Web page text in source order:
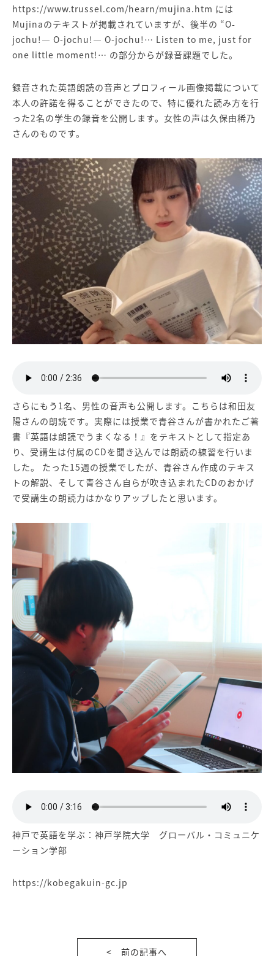
https://www.trussel.com/hearn/mujina.htm には
Mujinaのテキストが掲載されていますが、後半の “O-
jochu!— O-jochu!— O-jochu!… Listen to me, just for
one little moment!… の部分からが録音課題でした。
録音された英語朗読の音声とプロフィール画像掲載について
本人の許諾を得ることができたので、特に優れた読み方を行
った2名の学生の録音を公開します。女性の声は久保由稀乃
さんのものです。
さらにもう1名、男性の音声も公開します。こちらは和田友
陽さんの朗読です。実際には授業で青谷さんが書かれたご著
書『英語は朗読でうまくなる！』をテキストとして指定あ
り、受講生は付属のCDを聞き込んでは朗読の練習を行いま
した。 たった15週の授業でしたが、青谷さん作成のテキス
トの解説、そして青谷さん自らが吹き込まれたCDのおかげ
で受講生の朗読力はかなりアップしたと思います。
神戸で英語を学ぶ：神戸学院大学 グローバル・コミュニケ
ーション学部
https://kobegakuin-gc.jp
< 前の記事へ